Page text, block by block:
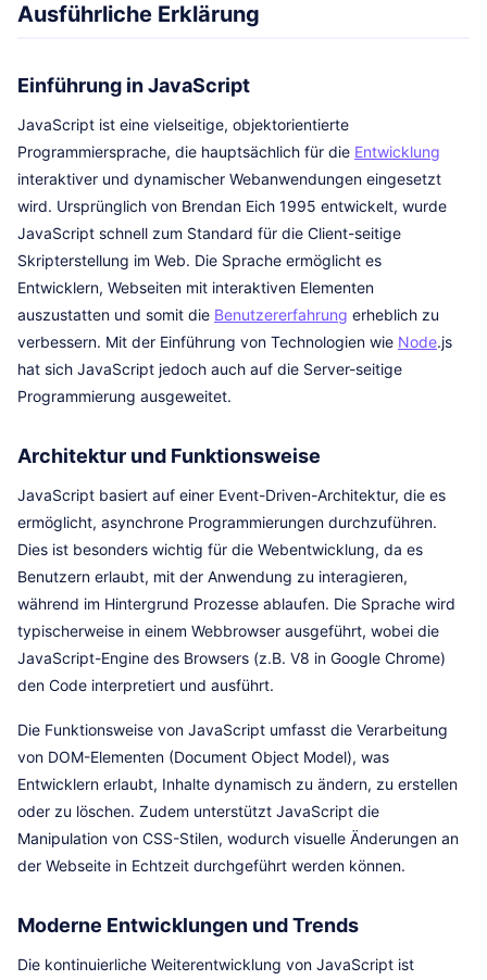
Ausführliche Erklärung
Einführung in JavaScript
JavaScript ist eine vielseitige, objektorientierte
Programmiersprache, die hauptsächlich für die Entwicklung
interaktiver und dynamischer Webanwendungen eingesetzt
wird. Ursprünglich von Brendan Eich 1995 entwickelt, wurde
JavaScript schnell zum Standard für die Client-seitige
Skripterstellung im Web. Die Sprache ermöglicht es
Entwicklern, Webseiten mit interaktiven Elementen
auszustatten und somit die Benutzererfahrung erheblich zu
verbessern. Mit der Einführung von Technologien wie Node.js
hat sich JavaScript jedoch auch auf die Server-seitige
Programmierung ausgeweitet.
Architektur und Funktionsweise
JavaScript basiert auf einer Event-Driven-Architektur, die es
ermöglicht, asynchrone Programmierungen durchzuführen.
Dies ist besonders wichtig für die Webentwicklung, da es
Benutzern erlaubt, mit der Anwendung zu interagieren,
während im Hintergrund Prozesse ablaufen. Die Sprache wird
typischerweise in einem Webbrowser ausgeführt, wobei die
JavaScript-Engine des Browsers (z.B. V8 in Google Chrome)
den Code interpretiert und ausführt.
Die Funktionsweise von JavaScript umfasst die Verarbeitung
von DOM-Elementen (Document Object Model), was
Entwicklern erlaubt, Inhalte dynamisch zu ändern, zu erstellen
oder zu löschen. Zudem unterstützt JavaScript die
Manipulation von CSS-Stilen, wodurch visuelle Änderungen an
der Webseite in Echtzeit durchgeführt werden können.
Moderne Entwicklungen und Trends
Die kontinuierliche Weiterentwicklung von JavaScript ist